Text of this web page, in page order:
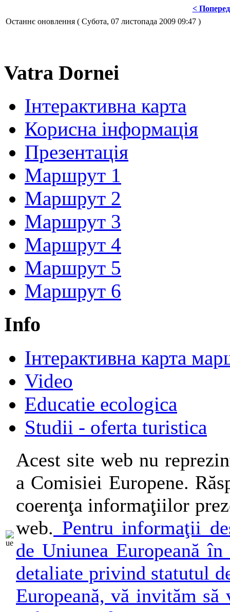
<
Останнє оновлення ( Субота, 07 листопада 2009 09:47 )
Vatra Dornei
Інтерактивна карта
Корисна інформація
Презентація
Маршрут 1
Маршрут 2
Маршрут 3
Маршрут 4
Маршрут 5
Маршрут 6
Info
Інтерактивна карта
Video
Educatie ecologica
Studii - oferta turistica
Acest site web nu
a Comisiei Europene.
coerenţa informaţiilor
web. Pentru informaţii
de Uniunea Europeană
detaliate privind statutul
Europeană, vă invităm